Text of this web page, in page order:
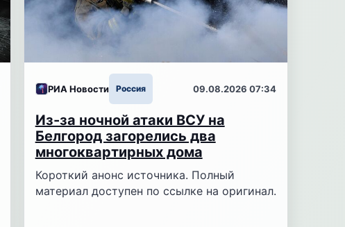
РИА Новости Россия 09.08.2026 07:34
Из-за ночной атаки ВСУ на
Белгород загорелись два
многоквартирных дома
Короткий анонс источника. Полный
материал доступен по ссылке на оригинал.